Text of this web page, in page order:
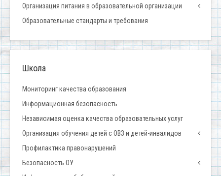
Организация питания в образовательной организации
Образовательные стандарты и требования
Школа
Мониторинг качества образования
Информационная безопасность
Независимая оценка качества образовательных услуг
Организация обучения детей с ОВЗ и детей-инвалидов
Профилактика правонарушений
Безопасность ОУ